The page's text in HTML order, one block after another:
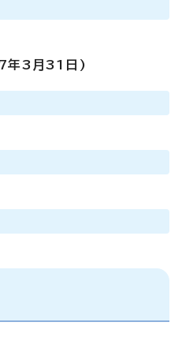
7年3月31日)